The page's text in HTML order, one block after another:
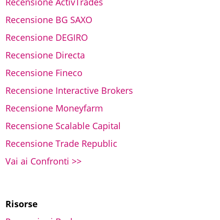
Recensione BG SAXO
Recensione DEGIRO
Recensione Directa
Recensione Fineco
Recensione Interactive Brokers
Recensione Moneyfarm
Recensione Scalable Capital
Recensione Trade Republic
Vai ai Confronti >>
Risorse